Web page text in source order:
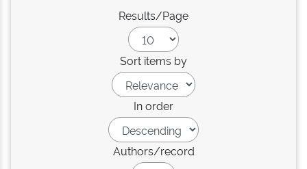
Results/Page
Sort items by
In order
Authors/record